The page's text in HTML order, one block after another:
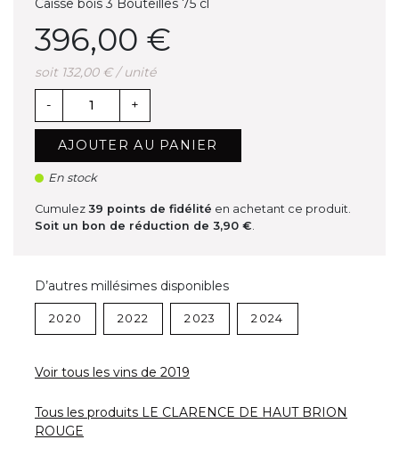
396,00 €
soit 132,00 € / unité
- +
AJOUTER AU PANIER
En stock
Cumulez 39 points de fidélité en achetant ce produit.
Soit un bon de réduction de 3,90 €.
D’autres millésimes disponibles
2020 2022 2023 2024
Voir tous les vins de 2019
Tous les produits LE CLARENCE DE HAUT BRION
ROUGE